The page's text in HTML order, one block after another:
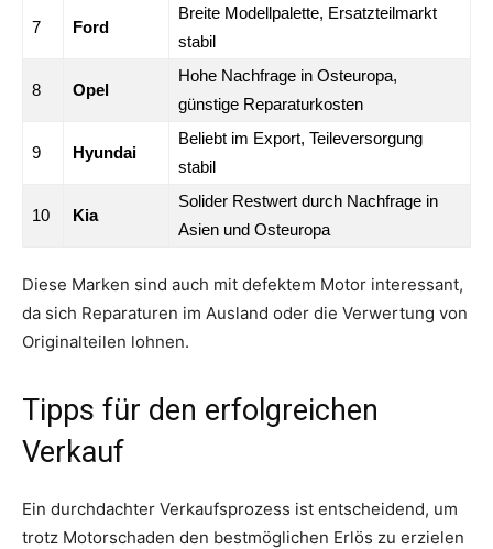
7 Ford
Breite Modellpalette, Ersatzteilmarkt
stabil
8 Opel
Hohe Nachfrage in Osteuropa,
günstige Reparaturkosten
9 Hyundai
Beliebt im Export, Teileversorgung
stabil
10 Kia
Solider Restwert durch Nachfrage in
Asien und Osteuropa
Diese Marken sind auch mit defektem Motor interessant,
da sich Reparaturen im Ausland oder die Verwertung von
Originalteilen lohnen.
Tipps für den erfolgreichen
Verkauf
Ein durchdachter Verkaufsprozess ist entscheidend, um
trotz Motorschaden den bestmöglichen Erlös zu erzielen